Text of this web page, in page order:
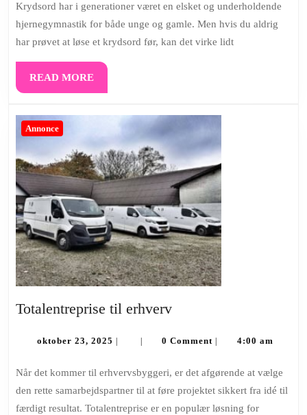
guide
til
at
gang
Krydsord har i generationer været en elsket og underholdende
hjernegymnastik for både unge og gamle. Men hvis du aldrig
har prøvet at løse et krydsord før, kan det virke lidt
READ MOREREAD
MORE
Annonce
Totalentreprise til erhvervTotalentreprise
erhverv
oktober 23, 2025 oktober
0 Comment 4:00 am
Når det kommer til erhvervsbyggeri, er det afgørende at vælge
den rette samarbejdspartner til at føre projektet sikkert fra idé til
færdigt resultat. Totalentreprise er en populær løsning for